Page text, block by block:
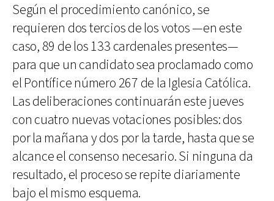
Según el procedimiento canónico, se
requieren dos tercios de los votos —en este
caso, 89 de los 133 cardenales presentes—
para que un candidato sea proclamado como
el Pontífice número 267 de la Iglesia Católica.
Las deliberaciones continuarán este jueves
con cuatro nuevas votaciones posibles: dos
por la mañana y dos por la tarde, hasta que se
alcance el consenso necesario. Si ninguna da
resultado, el proceso se repite diariamente
bajo el mismo esquema.